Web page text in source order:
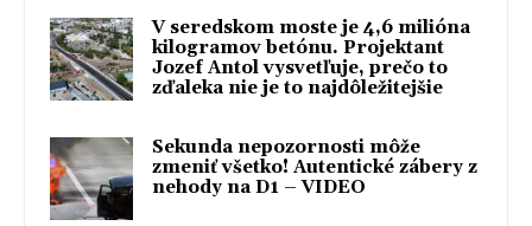
V seredskom moste je 4,6 milióna
kilogramov betónu. Projektant
Jozef Antol vysvetľuje, prečo to
zďaleka nie je to najdôležitejšie
Sekunda nepozornosti môže
zmeniť všetko! Autentické zábery z
nehody na D1 – VIDEO